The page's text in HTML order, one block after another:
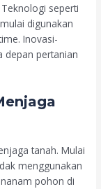
seperti
digunakan
Inovasi-
depan pertanian
tanah. Mulai
menggunakan
pohon di